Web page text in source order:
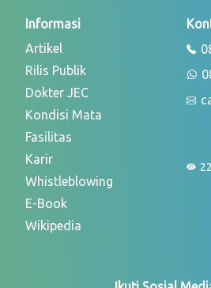
Informasi
Artikel
Rilis Publik
Dokter JEC
Kondisi Mata
Fasilitas
Karir
Whistleblowing
E-Book
Wikipedia